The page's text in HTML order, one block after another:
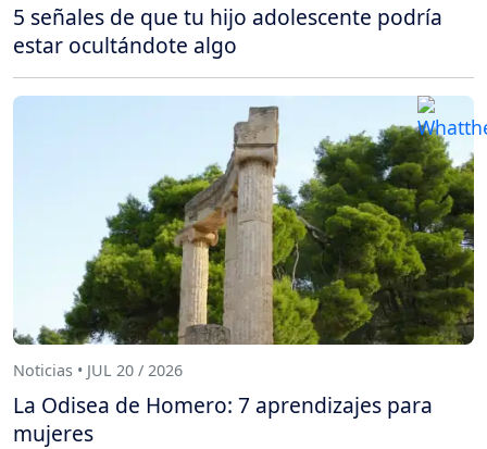
5 señales de que tu hijo adolescente podría
estar ocultándote algo
Noticias • JUL 20 / 2026
La Odisea de Homero: 7 aprendizajes para
mujeres